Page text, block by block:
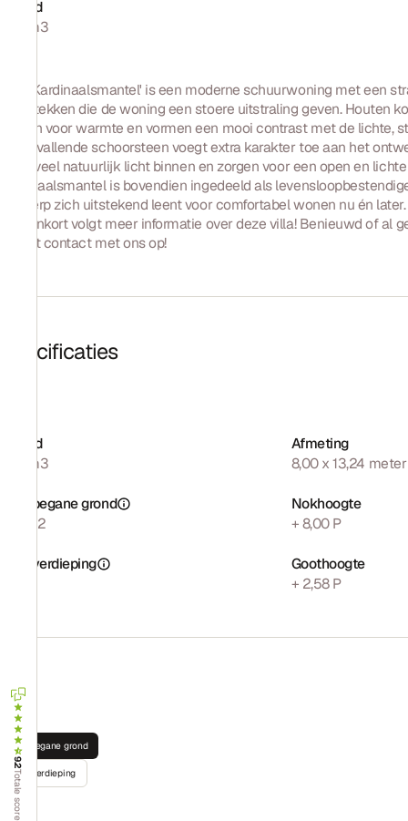
9.2
Totale score
Inhoud
664 m3
Villa 'Kardinaalsmantel' is een moderne schuurwoning met een
overstekken die de woning een stoere uitstraling geven. Houten
zorgen voor warmte en vormen een mooi contrast met de lichte,
De opvallende schoorsteen voegt extra karakter toe aan het
laten veel natuurlijk licht binnen en zorgen voor een open en
kardinaalsmantel is bovendien ingedeeld als
ontwerp zich uitstekend leent voor comfortabel wonen nu én later.
Binnenkort volgt meer informatie over deze villa! Benieuwd of al
gerust contact met ons op!
Specificaties
Inhoud
664 m3
Afmeting
8,00 x 13,24 meter
Opp. begane grond
106 m2
Nokhoogte
+ 8,00 P
Opp. verdieping
Goothoogte
+ 2,58 P
Begane grond
Verdieping